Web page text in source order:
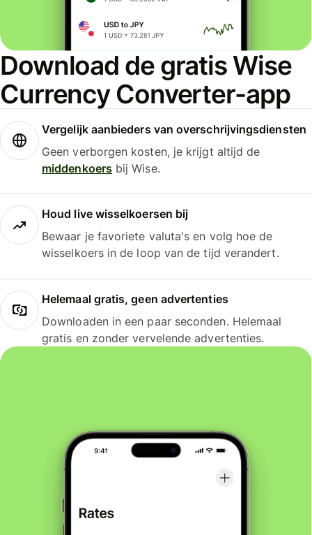
Download de gratis Wise
Currency Converter-app
Vergelijk aanbieders van overschrijvingsdiensten
Geen verborgen kosten, je krijgt altijd de
middenkoersbij Wise.
Houd live wisselkoersen bij
Bewaar je favoriete valuta's en volg hoe de
wisselkoers in de loop van de tijd verandert.
Helemaal gratis, geen advertenties
Downloaden in een paar seconden. Helemaal
gratis en zonder vervelende advertenties.